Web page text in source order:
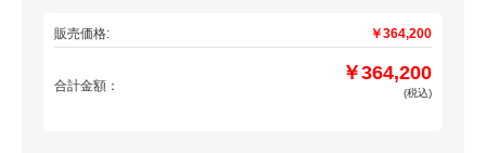
販売価格: ￥364,200
合計金額：
￥364,200
(税込)